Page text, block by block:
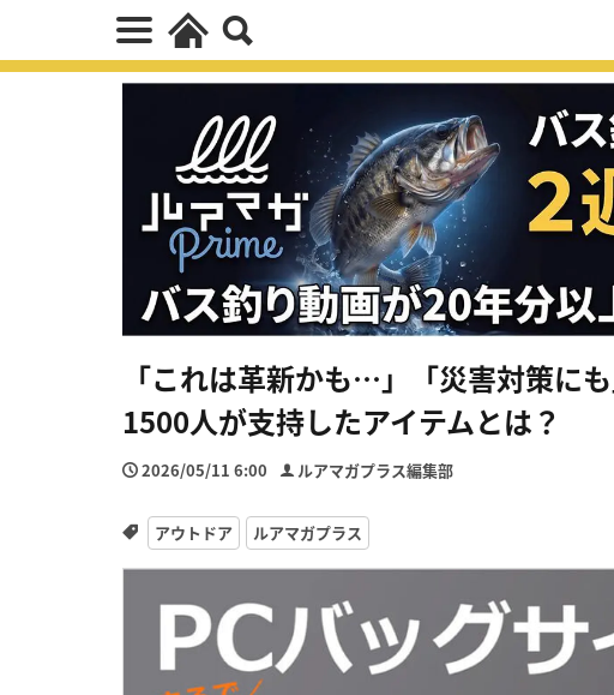
「これは革新かも…」「災害対策に
1500人が支持したアイテムとは？
2026/05/11 6:00 ルアマガプラス編集部
アウトドア ルアマガプラス